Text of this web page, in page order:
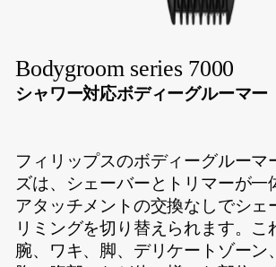
Bodygroom series 7000
シャワー対応ボディーグルーマー
フィリップスのボディーグルーマ
ズは、シェーバーとトリマーが一
アタッチメントの交換なしでシェ
リミングを切り替えられます。こ
腕、ワキ、脚、デリケートゾーン